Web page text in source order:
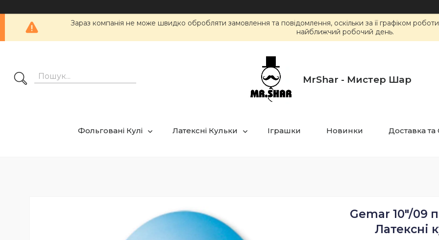
Зараз компанія не може швидко обробляти замовлення та повідомлення, оскільки за її графіком
найближчий робочий день.
MrShar - Мистер Шар
Фольговані Кулі Латексні Кульки Іграшки Новинки Доставка та
Gemar 10"/09
Латексні